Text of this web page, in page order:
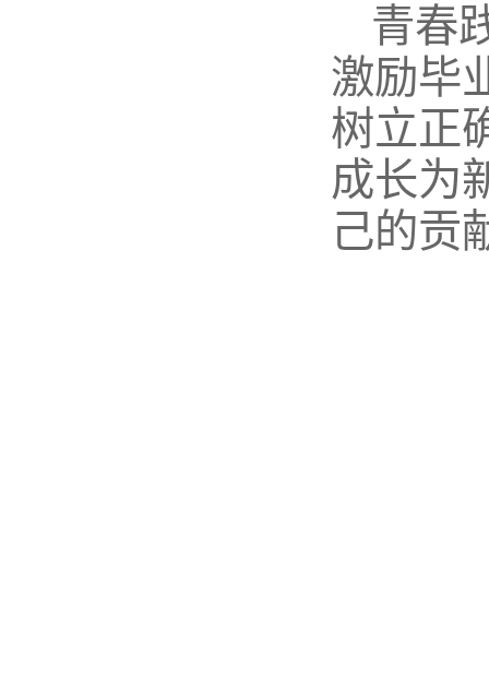
青春
激励毕
树立正
成长为
己的贡